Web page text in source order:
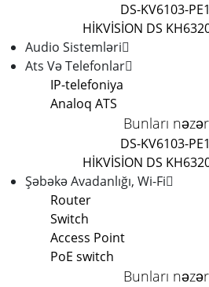
DS-KV6103-
HİKVİSİON DS
Audio Sistemləri
Ats Və Telefonlar
IP-telefoniya
Analoq ATS
Bunları
DS-KV6103-
HİKVİSİON DS
Şəbəkə Avadanlığı, Wi-Fi
Router
Switch
Access Point
PoE switch
Bunları